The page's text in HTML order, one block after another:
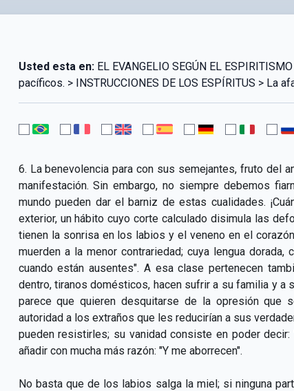
Usted esta en:EL EVANGELIO SEGÚN EL
pacíficos. > INSTRUCCIONES DE LOS ESPÍRITUS > La
6. La benevolencia para con sus semejantes, fruto del
manifestación. Sin embargo, no siempre debemos
mundo pueden dar el barniz de estas cualidades.
exterior, un hábito cuyo corte calculado disimula las
tienen la sonrisa en los labios y el veneno en el
muerden a la menor contrariedad; cuya lengua
cuando están ausentes". A esa clase pertenecen
dentro, tiranos domésticos, hacen sufrir a su familia y
parece que quieren desquitarse de la opresión que
autoridad a los extraños que les reducirían a sus
pueden resistirles; su vanidad consiste en poder
añadir con mucha más razón: "Y me aborrecen".
No basta que de los labios salga la miel; si ninguna